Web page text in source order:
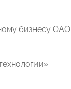
бизнесу ОАО